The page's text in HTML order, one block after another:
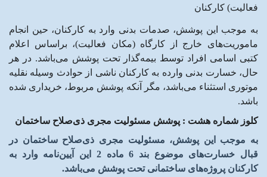
فعالیت) کارکنان
به موجب این پوشش، صدمات بدنی وارد به کارکنان، حین انجام
ماموریت‌های خارج از کارگاه (مکان فعالیت)، براساس اعلام
کتبی اسامی افراد توسط بیمه‌گذار تحت پوشش می‌باشد. در هر
حال، خسارت بدنی وارده به کارکنان ناشی از حوادث وسیله نقلیه
موتوری استثناء می‌باشد، مگر آنکه پوشش مربوط، خریداری شده
باشد.
کلوز شماره هشت : پوشش مسئولیت مجری ذی‌صلاح ساختمان
به موجب این پوشش، مسئولیت مجری ذی‌صلاح ساختمان در
قبال خسارت‌های موضوع بند 6 ماده 2 این آیین‌نامه وارد به
کارکنان پروژه‌های ساختمانی تحت پوشش می‌باشد.